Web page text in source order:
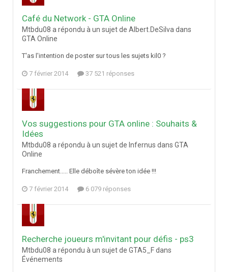
Café du Network - GTA Online
Mtbdu08 a répondu à un sujet de Albert.DeSilva dans
GTA Online
T'as l'intention de poster sur tous les sujets kil0 ?
7 février 2014 37 521 réponses
Vos suggestions pour GTA online : Souhaits &
Idées
Mtbdu08 a répondu à un sujet de Infernus dans GTA
Online
Franchement..... Elle déboîte sévère ton idée !!!
7 février 2014 6 079 réponses
Recherche joueurs m'invitant pour défis - ps3
Mtbdu08 a répondu à un sujet de GTA5_F dans
Événements